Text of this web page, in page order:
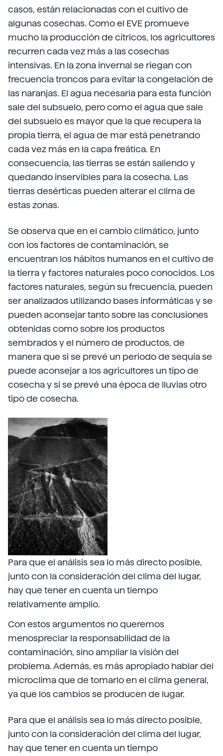
casos, están relacionadas con el cultivo de
algunas cosechas. Como el EVE promueve
mucho la producción de cítricos, los agricultores
recurren cada vez más a las cosechas
intensivas. En la zona invernal se riegan con
frecuencia troncos para evitar la congelación de
las naranjas. El agua necesaria para esta función
sale del subsuelo, pero como el agua que sale
del subsuelo es mayor que la que recupera la
propia tierra, el agua de mar está penetrando
cada vez más en la capa freática. En
consecuencia, las tierras se están saliendo y
quedando inservibles para la cosecha. Las
tierras desérticas pueden alterar el clima de
estas zonas.
Se observa que en el cambio climático, junto
con los factores de contaminación, se
encuentran los hábitos humanos en el cultivo de
la tierra y factores naturales poco conocidos. Los
factores naturales, según su frecuencia, pueden
ser analizados utilizando bases informáticas y se
pueden aconsejar tanto sobre las conclusiones
obtenidas como sobre los productos
sembrados y el número de productos, de
manera que si se prevé un periodo de sequía se
puede aconsejar a los agricultores un tipo de
cosecha y si se prevé una época de lluvias otro
tipo de cosecha.
Para que el análisis sea lo más directo posible,
junto con la consideración del clima del lugar,
hay que tener en cuenta un tiempo
relativamente amplio.
Con estos argumentos no queremos
menospreciar la responsabilidad de la
contaminación, sino ampliar la visión del
problema. Además, es más apropiado hablar del
microclima que de tomarlo en el clima general,
ya que los cambios se producen de lugar.
Para que el análisis sea lo más directo posible,
junto con la consideración del clima del lugar,
hay que tener en cuenta un tiempo